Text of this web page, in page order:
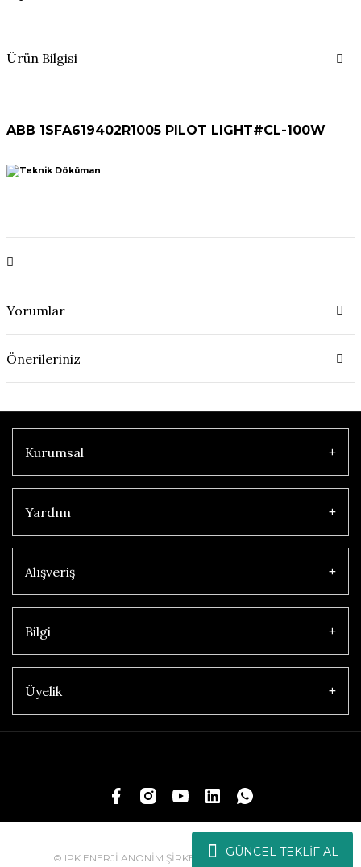
GÜNCEL TEKLİF AL
Ürün Bilgisi
ABB 1SFA619402R1005 PILOT LIGHT#CL-100W
Yorumlar
Önerileriniz
Kurumsal
Yardım
Alışveriş
Bilgi
Üyelik
© IPK ENERJİ ANONİM ŞİRKETİ | Tüm Hakları Saklıdır.